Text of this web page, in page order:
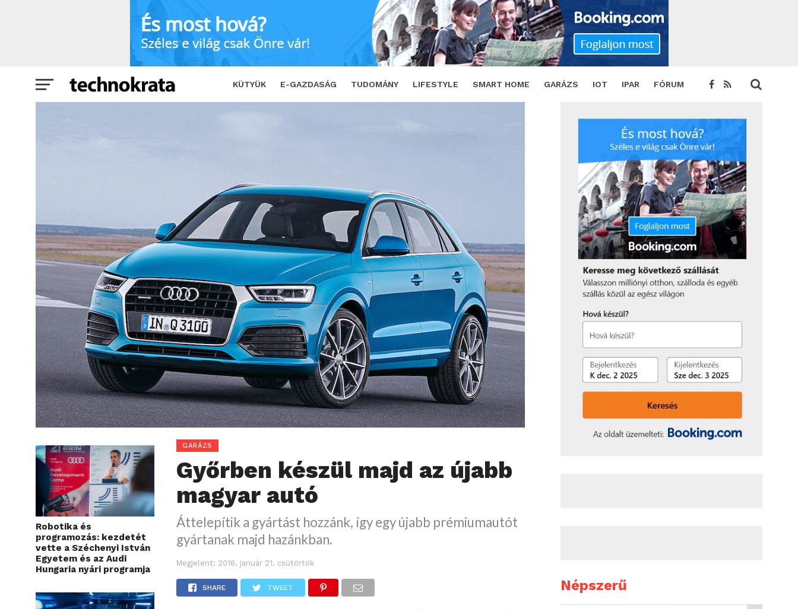
KÜTYÜK E-GAZDASÁG TUDOMÁNY LIFESTYLE SMART HOME GARÁZS IOT IPAR FÓRUM
Győrben készül majd az újabb magyar autó TWEET
Robotika és
programozás: kezdetét
vette a Széchenyi István
Egyetem és az Audi
Hungaria nyári programja
GARÁZS
Győrben készül majd az újabb
magyar autó
Áttelepítik a gyártást hozzánk, így egy újabb prémiumautót
gyártanak majd hazánkban.
Megjelent: 2016. január 21. csütörtök
SHARE TWEET Népszerű